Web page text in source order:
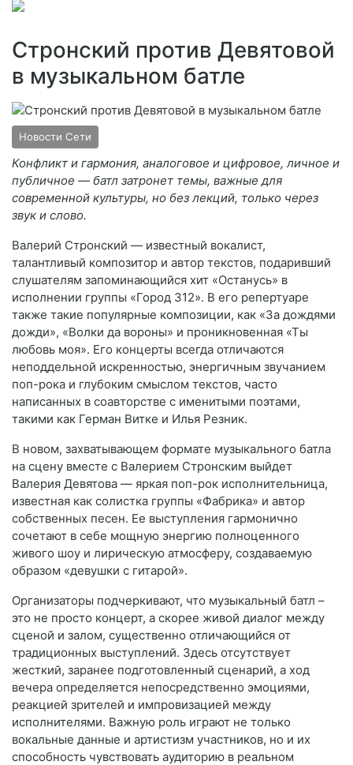
Стронский против Девятовой
в музыкальном батле
Новости Сети
Конфликт и гармония, аналоговое и цифровое, личное и
публичное — батл затронет темы, важные для
современной культуры, но без лекций, только через
звук и слово.
Валерий Стронский — известный вокалист,
талантливый композитор и автор текстов, подаривший
слушателям запоминающийся хит «Останусь» в
исполнении группы «Город 312». В его репертуаре
также такие популярные композиции, как «За дождями
дожди», «Волки да вороны» и проникновенная «Ты
любовь моя». Его концерты всегда отличаются
неподдельной искренностью, энергичным звучанием
поп-рока и глубоким смыслом текстов, часто
написанных в соавторстве с именитыми поэтами,
такими как Герман Витке и Илья Резник.
В новом, захватывающем формате музыкального батла
на сцену вместе с Валерием Стронским выйдет
Валерия Девятова — яркая поп-рок исполнительница,
известная как солистка группы «Фабрика» и автор
собственных песен. Ее выступления гармонично
сочетают в себе мощную энергию полноценного
живого шоу и лирическую атмосферу, создаваемую
образом «девушки с гитарой».
Организаторы подчеркивают, что музыкальный батл –
это не просто концерт, а скорее живой диалог между
сценой и залом, существенно отличающийся от
традиционных выступлений. Здесь отсутствует
жесткий, заранее подготовленный сценарий, а ход
вечера определяется непосредственно эмоциями,
реакцией зрителей и импровизацией между
исполнителями. Важную роль играют не только
вокальные данные и артистизм участников, но и их
способность чувствовать аудиторию в реальном